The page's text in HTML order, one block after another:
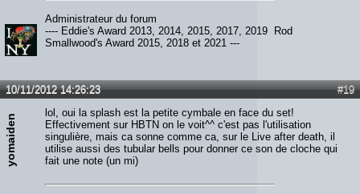
Administrateur du forum
---- Eddie's Award 2013, 2014, 2015, 2017, 2019 Rod
Smallwood's Award 2015, 2018 et 2021 ---
#19
10/11/2012 14:26:23
yomaiden
lol, oui la splash est la petite cymbale en face du set!
Effectivement sur HBTN on le voit^^ c'est pas l'utilisation
singulière, mais ca sonne comme ca, sur le Live after death, il
utilise aussi des tubular bells pour donner ce son de cloche qui
fait une note (un mi)